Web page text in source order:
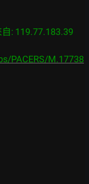
: 119.77.183.39
PACERS/M.17738